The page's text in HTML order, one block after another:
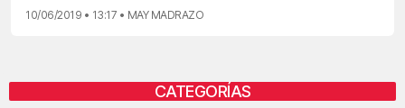
10/06/2019 • 13:17 • MAY MADRAZO
CATEGORÍAS